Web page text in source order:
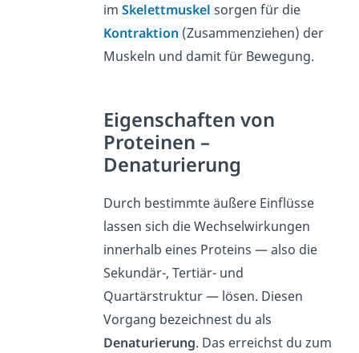
im Skelettmuskel sorgen für die
Kontraktion (Zusammenziehen) der
Muskeln und damit für Bewegung.
Eigenschaften von
Proteinen –
Denaturierung
Durch bestimmte äußere Einflüsse
lassen sich die Wechselwirkungen
innerhalb eines Proteins — also die
Sekundär-, Tertiär- und
Quartärstruktur — lösen. Diesen
Vorgang bezeichnest du als
Denaturierung. Das erreichst du zum